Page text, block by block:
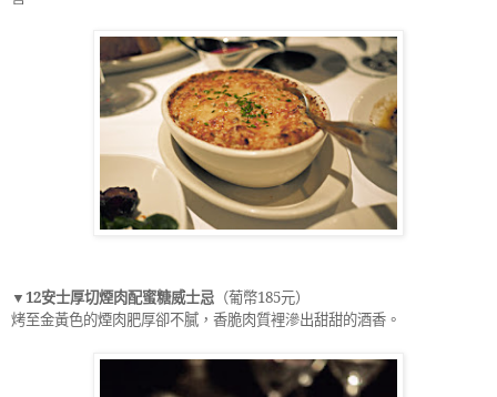
▼12安士厚切煙肉配蜜糖威士忌 （葡幣185元）
烤至金黃色的煙肉肥厚卻不膩，香脆肉質裡滲出甜甜的酒香。